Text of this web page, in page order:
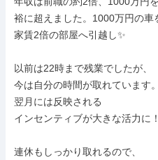
裕に超えました。1000万円の車
家賃2倍の部屋へ引越し✨
以前は22時まで残業でしたが、
今は自分の時間が取れています。
翌月には反映される
インセンティブが大きな活力に！
連休もしっかり取れるので、